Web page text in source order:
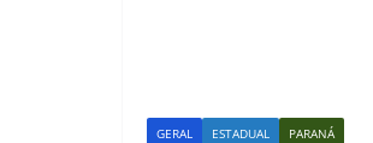
GERAL ESTADUAL PARANÁ